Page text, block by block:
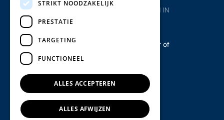
Uitgeverij VAN IN
Follow us
Linkedin
Drupal.org
Proud partner of
Cookies Privacybeleid
STRIKT NOODZAKELIJK
PRESTATIE
TARGETING
FUNCTIONEEL
ALLES ACCEPTEREN
ALLES AFWIJZEN